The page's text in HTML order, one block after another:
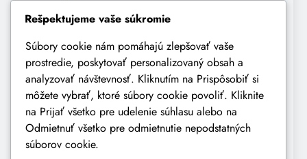
Ako sa obliecť na prvé narodeniny dieťaťa: kompletný
Oblečenie na pohreb: Kompletný sprievodca vhodným a
úctivým oblečením
Ako sa obliecť na obchodné stretnutie: Kompletný
sprievodca profesionálnym vzhľadom
Džínsy zvonáče sa vracajú do módy: retro štýl s
Rešpektujeme vaše súkromie
Súbory cookie nám pomáhajú zlepšovať vaše
prostredie, poskytovať personalizovaný obsah a
analyzovať návštevnosť. Kliknutím na Prispôsobiť si
môžete vybrať, ktoré súbory cookie povoliť. Kliknite
na Prijať všetko pre udelenie súhlasu alebo na
Odmietnuť všetko pre odmietnutie nepodstatných
súborov cookie.